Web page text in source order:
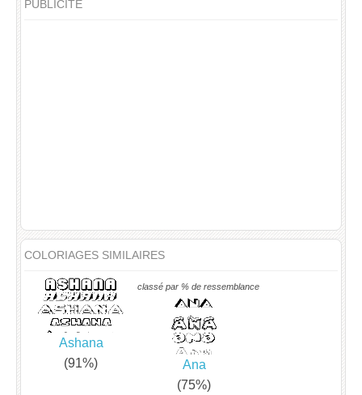
PUBLICITÉ
COLORIAGES SIMILAIRES
classé par % de ressemblance
Ashana
(91%)
Ana
(75%)